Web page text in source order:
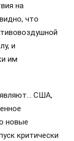
на
что
и
им
США,
новые
критически